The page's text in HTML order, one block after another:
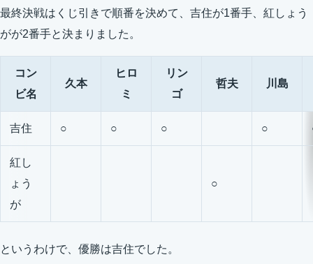
最終決戦はくじ引きで順番を決めて、吉住が1番手、紅しょう
がが2番手と決まりました。
コン
ビ名
久本
ヒロ
ミ
リン
ゴ
哲夫 川島
吉住 ○ ○ ○ ○
紅し
ょう
が
○
というわけで、優勝は吉住でした。